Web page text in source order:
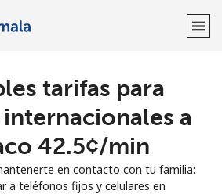
Regístrate con
tarifas para
a
⁦42.5¢⁩/min
en contacto con tu familia:
a teléfonos fijos y celulares en